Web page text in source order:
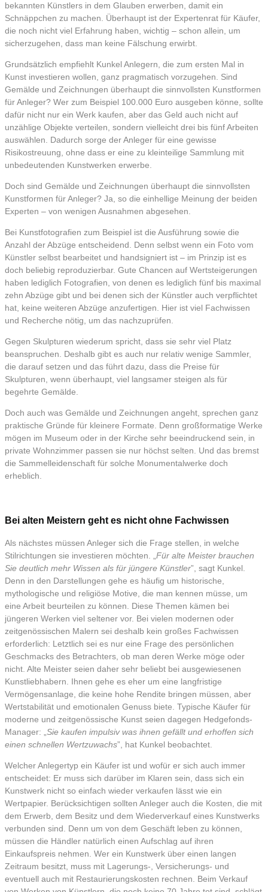
bekannten Künstlers in dem Glauben erwerben, damit ein
Schnäppchen zu machen. Überhaupt ist der Expertenrat für Käufer,
die noch nicht viel Erfahrung haben, wichtig – schon allein, um
sicherzugehen, dass man keine Fälschung erwirbt.
Grundsätzlich empfiehlt Kunkel Anlegern, die zum ersten Mal in
Kunst investieren wollen, ganz pragmatisch vorzugehen. Sind
Gemälde und Zeichnungen überhaupt die sinnvollsten Kunstformen
für Anleger? Wer zum Beispiel 100.000 Euro ausgeben könne, sollte
dafür nicht nur ein Werk kaufen, aber das Geld auch nicht auf
unzählige Objekte verteilen, sondern vielleicht drei bis fünf Arbeiten
auswählen. Dadurch sorge der Anleger für eine gewisse
Risikostreuung, ohne dass er eine zu kleinteilige Sammlung mit
unbedeutenden Kunstwerken erwerbe.
Doch sind Gemälde und Zeichnungen überhaupt die sinnvollsten
Kunstformen für Anleger? Ja, so die einhellige Meinung der beiden
Experten – von wenigen Ausnahmen abgesehen.
Bei Kunstfotografien zum Beispiel ist die Ausführung sowie die
Anzahl der Abzüge entscheidend. Denn selbst wenn ein Foto vom
Künstler selbst bearbeitet und handsigniert ist – im Prinzip ist es
doch beliebig reproduzierbar. Gute Chancen auf Wertsteigerungen
haben lediglich Fotografien, von denen es lediglich fünf bis maximal
zehn Abzüge gibt und bei denen sich der Künstler auch verpflichtet
hat, keine weiteren Abzüge anzufertigen. Hier ist viel Fachwissen
und Recherche nötig, um das nachzuprüfen.
Gegen Skulpturen wiederum spricht, dass sie sehr viel Platz
beanspruchen. Deshalb gibt es auch nur relativ wenige Sammler,
die darauf setzen und das führt dazu, dass die Preise für
Skulpturen, wenn überhaupt, viel langsamer steigen als für
begehrte Gemälde.
Doch auch was Gemälde und Zeichnungen angeht, sprechen ganz
praktische Gründe für kleinere Formate. Denn großformatige Werke
mögen im Museum oder in der Kirche sehr beeindruckend sein, in
private Wohnzimmer passen sie nur höchst selten. Und das bremst
die Sammelleidenschaft für solche Monumentalwerke doch
erheblich.
Bei alten Meistern geht es nicht ohne Fachwissen
Als nächstes müssen Anleger sich die Frage stellen, in welche
Stilrichtungen sie investieren möchten. „Für alte Meister brauchen
Sie deutlich mehr Wissen als für jüngere Künstler”, sagt Kunkel.
Denn in den Darstellungen gehe es häufig um historische,
mythologische und religiöse Motive, die man kennen müsse, um
eine Arbeit beurteilen zu können. Diese Themen kämen bei
jüngeren Werken viel seltener vor. Bei vielen modernen oder
zeitgenössischen Malern sei deshalb kein großes Fachwissen
erforderlich: Letztlich sei es nur eine Frage des persönlichen
Geschmacks des Betrachters, ob man deren Werke möge oder
nicht. Alte Meister seien daher sehr beliebt bei ausgewiesenen
Kunstliebhabern. Ihnen gehe es eher um eine langfristige
Vermögensanlage, die keine hohe Rendite bringen müssen, aber
Wertstabilität und emotionalen Genuss biete. Typische Käufer für
moderne und zeitgenössische Kunst seien dagegen Hedgefonds-
Manager: „Sie kaufen impulsiv was ihnen gefällt und erhoffen sich
einen schnellen Wertzuwachs”, hat Kunkel beobachtet.
Welcher Anlegertyp ein Käufer ist und wofür er sich auch immer
entscheidet: Er muss sich darüber im Klaren sein, dass sich ein
Kunstwerk nicht so einfach wieder verkaufen lässt wie ein
Wertpapier. Berücksichtigen sollten Anleger auch die Kosten, die mit
dem Erwerb, dem Besitz und dem Wiederverkauf eines Kunstwerks
verbunden sind. Denn um von dem Geschäft leben zu können,
müssen die Händler natürlich einen Aufschlag auf ihren
Einkaufspreis nehmen. Wer ein Kunstwerk über einen langen
Zeitraum besitzt, muss mit Lagerungs-, Versicherungs- und
eventuell auch mit Restaurierungskosten rechnen. Beim Verkauf